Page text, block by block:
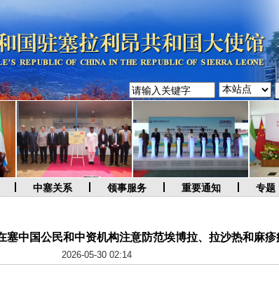
中塞关系 领事服务 重要通知 专题
塞中国公民和中资机构注意防范埃博拉、拉沙热和麻疹
2026-05-30 02:14